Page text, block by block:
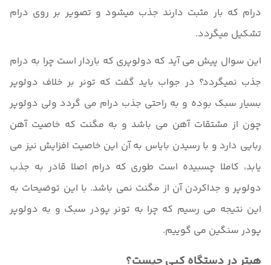
درام که بار مثبت دارند جذب میشود و تصویر بر روی درام
تشکیل میگردد.
این سوال پیش می آید که دولوپری که باردار است چرا به درام
جذب نمیگردد؟ در جواب باید گفت که تونر بر خلاف دولوپر
بسیار سبک بوده و به راحتی جذب درام می گردد ولی دولوپر
چون از مشتقات آهن می باشد و به مگنت که خاصیت آهن
ربایی دارد و با رسیدن بایاس به آن این خاصیت افزایش نیز می
یابد، کاملا چسبیده است طوری که درام اصلا قادر به جذب
دولوپر و جداکردن آن از مگنت نمی باشد. با این توضیحات به
این نتیجه می رسیم که چرا به تونر پودر سبک و به دولوپر
پودر سنگین می گوییم.
هیتر در دستگاه کپی چیست؟